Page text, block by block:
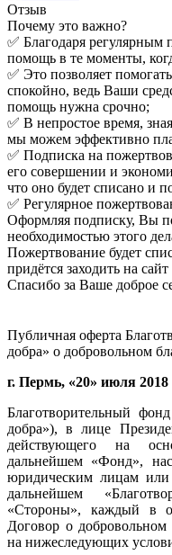
Отзыв
Почему это важно?
✅ Благодаря
помощь в те моменты,
✅ Это позволяет
спокойно, ведь Ваши
помощь нужна срочно;
✅ В непростое время,
мы можем эффективно
✅ Подписка на
его совершении и
что оно будет списано и
✅ Регулярное
Оформляя подписку, Вы
необходимостью этого
Пожертвование будет
придётся заходить на
Спасибо за Ваше доброе
Публичная оферта
добра» о добровольном
г. Пермь, «20» июля 2018
Благотворительный
добра»), в лице
действующего на
дальнейшем «Фонд»,
юридическим лицам
дальнейшем
«Стороны», каждый в
Договор о добровольном
на нижеследующих